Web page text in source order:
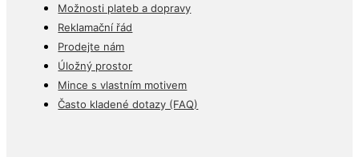
Možnosti plateb a dopravy
Reklamační řád
Prodejte nám
Úložný prostor
Mince s vlastním motivem
Často kladené dotazy (FAQ)